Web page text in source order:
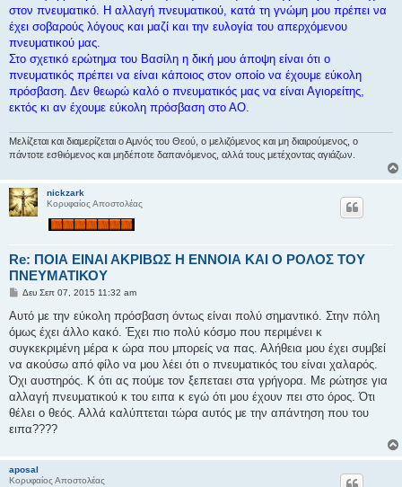
στον πνευματικό. Η αλλαγή πνευματικού, κατά τη γνώμη μου πρέπει να
έχει σοβαρούς λόγους και μαζί και την ευλογία του απερχόμενου
πνευματικού μας.
Στο σχετικό ερώτημα του Βασίλη η δική μου άποψη είναι ότι ο
πνευματικός πρέπει να είναι κάποιος στον οποίο να έχουμε εύκολη
πρόσβαση. Δεν θεωρώ καλό ο πνευματικός μας να είναι Αγιορείτης,
εκτός κι αν έχουμε εύκολη πρόσβαση στο ΑΟ.
Μελίζεται και διαμερίζεται ο Αμνός του Θεού, ο μελιζόμενος και μη διαιρούμενος, ο
πάντοτε εσθιόμενος και μηδέποτε δαπανόμενος, αλλά τους μετέχοντας αγιάζων.
nickzark
Κορυφαίος Αποστολέας
Re: ΠΟΙΑ ΕΙΝΑΙ ΑΚΡΙΒΩΣ Η ΕΝΝΟΙΑ ΚΑΙ Ο ΡΟΛΟΣ ΤΟΥ
ΠΝΕΥΜΑΤΙΚΟΥ
Δ
μ
σ
ί
υ
σ
η
Δευ Σεπ 07, 2015 11:32 am
Αυτό με την εύκολη πρόσβαση όντως είναι πολύ σημαντικό. Στην πόλη
όμως έχει άλλο κακό. Έχει πιο πολύ κόσμο που περιμένει κ
συγκεκριμένη μέρα κ ώρα που μπορείς να πας. Αλήθεια μου έχει συμβεί
να ακούσω από φίλο να μου λέει ότι ο πνευματικός του είναι χαλαρός.
Όχι αυστηρός. Κ ότι ας πούμε τον ξεπεταει στα γρήγορα. Με ρώτησε για
αλλαγή πνευματικού κ του ειπα κ εγώ ότι μου έχουν πει στο όρος. Ότι
θέλει ο θεός. Αλλά καλύπτεται τώρα αυτός με την απάντηση που του
ειπα????
aposal
Κορυφαίος Αποστολέας